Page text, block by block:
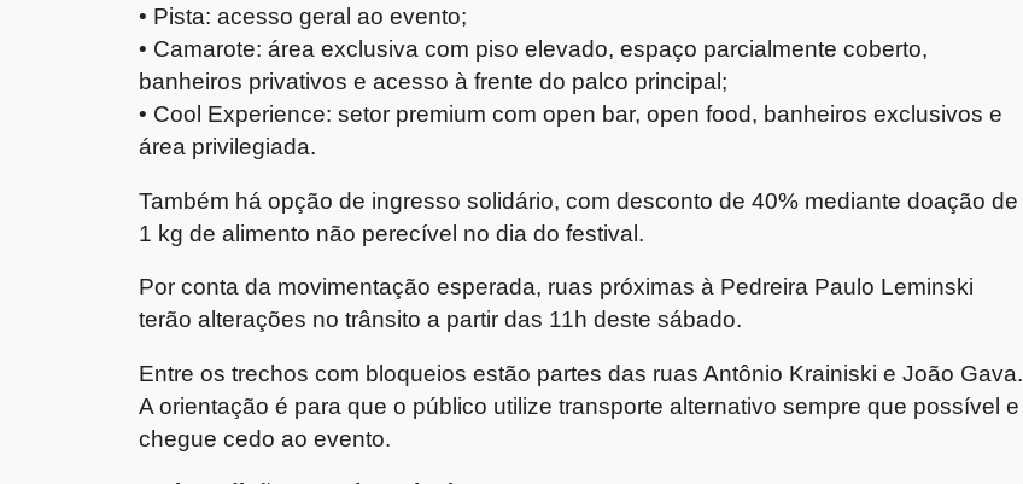
• Pista: acesso geral ao evento;
• Camarote: área exclusiva com piso elevado, espaço parcialmente coberto,
banheiros privativos e acesso à frente do palco principal;
• Cool Experience: setor premium com open bar, open food, banheiros exclusivos e
área privilegiada.
Também há opção de ingresso solidário, com desconto de 40% mediante doação de
1 kg de alimento não perecível no dia do festival.
Por conta da movimentação esperada, ruas próximas à Pedreira Paulo Leminski
terão alterações no trânsito a partir das 11h deste sábado.
Entre os trechos com bloqueios estão partes das ruas Antônio Krainiski e João Gava.
A orientação é para que o público utilize transporte alternativo sempre que possível e
chegue cedo ao evento.